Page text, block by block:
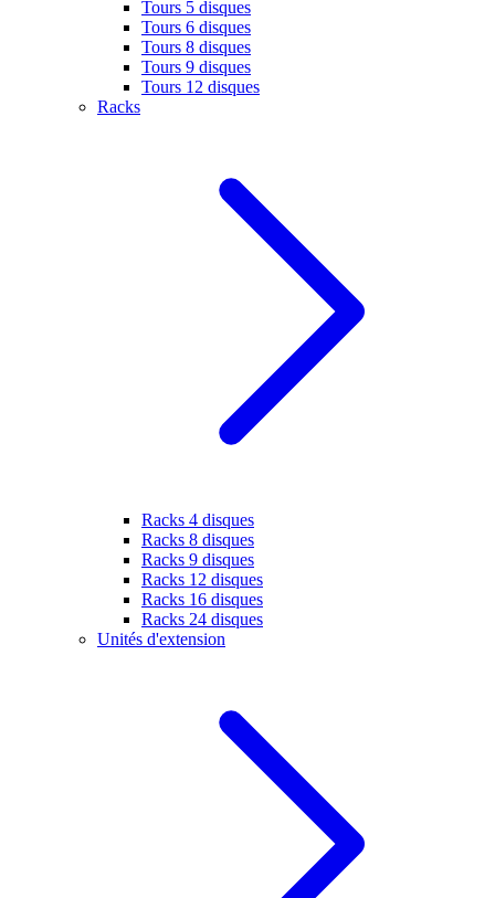
Tours 5 disques
Tours 6 disques
Tours 8 disques
Tours 9 disques
Tours 12 disques
Racks
Racks 4 disques
Racks 8 disques
Racks 9 disques
Racks 12 disques
Racks 16 disques
Racks 24 disques
Unités d'extension